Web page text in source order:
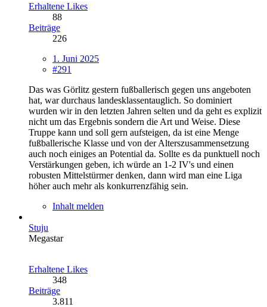
Erhaltene Likes
88
Beiträge
226
1. Juni 2025
#291
Das was Görlitz gestern fußballerisch gegen uns angeboten
hat, war durchaus landesklassentauglich. So dominiert
wurden wir in den letzten Jahren selten und da geht es explizit
nicht um das Ergebnis sondern die Art und Weise. Diese
Truppe kann und soll gern aufsteigen, da ist eine Menge
fußballerische Klasse und von der Alterszusammensetzung
auch noch einiges an Potential da. Sollte es da punktuell noch
Verstärkungen geben, ich würde an 1-2 IV's und einen
robusten Mittelstürmer denken, dann wird man eine Liga
höher auch mehr als konkurrenzfähig sein.
Inhalt melden
Stuju
Megastar
Erhaltene Likes
348
Beiträge
3.811